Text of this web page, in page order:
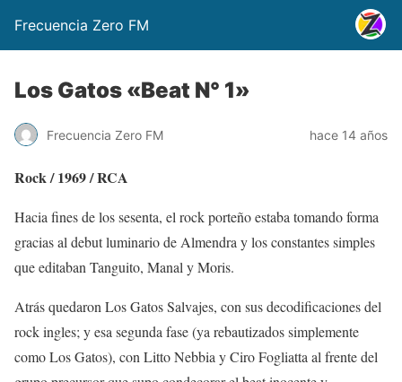
Frecuencia Zero FM
Los Gatos «Beat N° 1»
Frecuencia Zero FM hace 14 años
Rock / 1969 / RCA
Hacia fines de los sesenta, el rock porteño estaba tomando forma
gracias al debut luminario de Almendra y los constantes simples
que editaban Tanguito, Manal y Moris.
Atrás quedaron Los Gatos Salvajes, con sus decodificaciones del
rock ingles; y esa segunda fase (ya rebautizados simplemente
como Los Gatos), con Litto Nebbia y Ciro Fogliatta al frente del